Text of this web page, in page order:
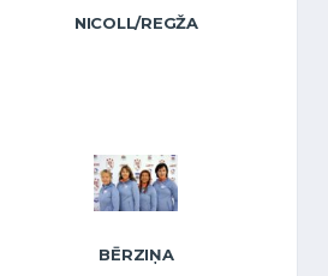
NICOLL/REGŽA
BĒRZIŅA